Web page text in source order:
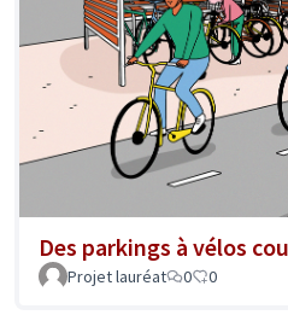
Des parkings à vélos
Projet lauréat 0 0